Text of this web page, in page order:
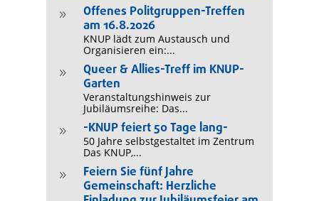
9
Offenes Politgruppen-Treffen
am 16.8.2026
KNUP lädt zum Austausch und
Organisieren ein:...
9
Queer & Allies-Treff im KNUP-
Garten
Veranstaltungshinweis zur
Jubiläumsreihe: Das...
9 -KNUP feiert 50 Tage lang-
50 Jahre selbstgestaltet im Zentrum
Das KNUP,...
9
Feiern Sie fünf Jahre
Gemeinschaft: Herzliche